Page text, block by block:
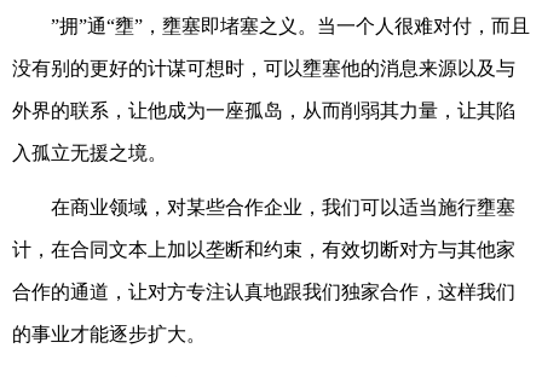
”拥”通“壅”，壅塞即堵塞之义。当一个人很难对付，而且
没有别的更好的计谋可想时，可以壅塞他的消息来源以及与
外界的联系，让他成为一座孤岛，从而削弱其力量，让其陷
入孤立无援之境。
在商业领域，对某些合作企业，我们可以适当施行壅塞
计，在合同文本上加以垄断和约束，有效切断对方与其他家
合作的通道，让对方专注认真地跟我们独家合作，这样我们
的事业才能逐步扩大。